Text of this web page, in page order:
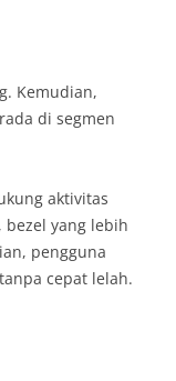
Kemudian,
di segmen
aktivitas
yang lebih
pengguna
cepat lelah.